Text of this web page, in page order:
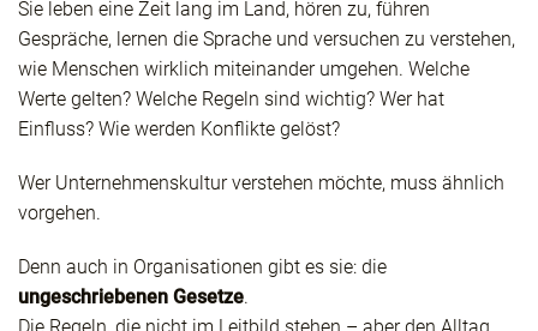
Sie leben eine Zeit lang im Land, hören zu, führen
Gespräche, lernen die Sprache und versuchen zu verstehen,
wie Menschen wirklich miteinander umgehen. Welche
Werte gelten? Welche Regeln sind wichtig? Wer hat
Einfluss? Wie werden Konflikte gelöst?
Wer Unternehmenskultur verstehen möchte, muss ähnlich
vorgehen.
Denn auch in Organisationen gibt es sie: die
ungeschriebenen Gesetze.
Die Regeln, die nicht im Leitbild stehen – aber den Alltag